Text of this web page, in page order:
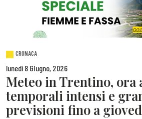
CRONACA
lunedì 8 Giugno, 2026
Meteo in Trentino, ora
temporali intensi e
previsioni fino a